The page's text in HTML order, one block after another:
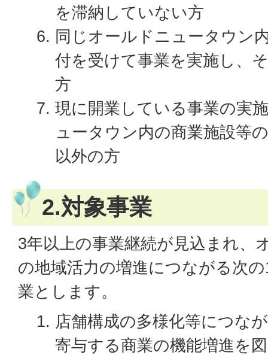
を滞納していない方
同じオールドニュータウン
付を受けて事業を実施し、
方
現に開業している事業の実
ュータウン内の商業施設等
以外の方
2.対象事業
3年以上の事業継続が見込まれ、
の地域活力の増進につながる次
業とします。
店舗構成の多様化等につな
寄与する商業の機能増進を